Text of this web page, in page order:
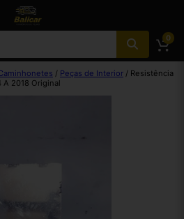
0
/ Peças de Interior / Resistência
A 2018 Original